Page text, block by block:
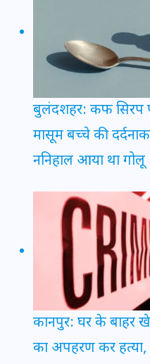
बुलंदशहर: कफ सिरप
मासूम बच्चे की
ननिहाल आया था गोलू
कानपुर: घर के बाहर
का अपहरण कर